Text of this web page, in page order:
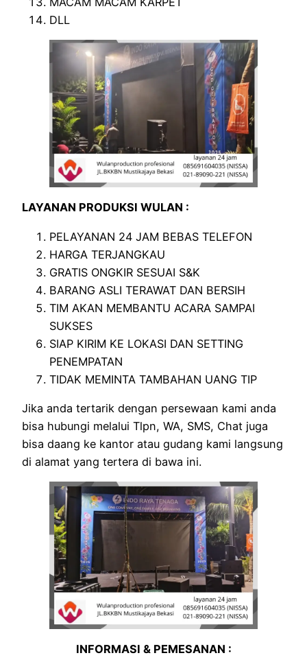
DLL
LAYANAN PRODUKSI WULAN :
PELAYANAN 24 JAM BEBAS TELEFON
HARGA TERJANGKAU
GRATIS ONGKIR SESUAI S&K
BARANG ASLI TERAWAT DAN BERSIH
TIM AKAN MEMBANTU ACARA SAMPAI
SUKSES
SIAP KIRIM KE LOKASI DAN SETTING
PENEMPATAN
TIDAK MEMINTA TAMBAHAN UANG TIP
Jika anda tertarik dengan persewaan kami anda
bisa hubungi melalui Tlpn, WA, SMS, Chat juga
bisa daang ke kantor atau gudang kami langsung
di alamat yang tertera di bawa ini.
INFORMASI & PEMESANAN :